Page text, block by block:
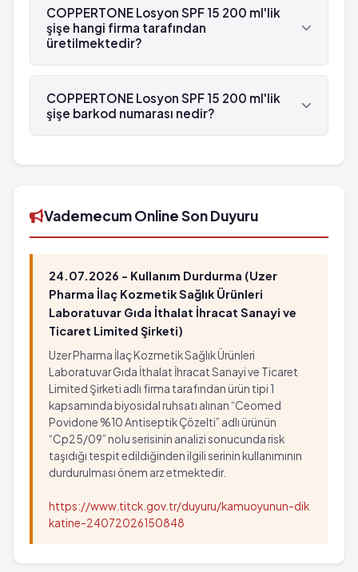
etken maddesi Koruma faktörleri 'dür.
COPPERTONE Losyon SPF 15 200 ml'lik
şişe hangi firma tarafından
üretilmektedir?
COPPERTONE Losyon SPF 15 200 ml'lik şişe ,
Assos tarafından üretilmektedir.
COPPERTONE Losyon SPF 15 200 ml'lik
şişe barkod numarası nedir?
barkod numarası 5201431212016'tür.
Vademecum Online Son Duyuru
24.07.2026 - Kullanım Durdurma (Uzer
Pharma İlaç Kozmetik Sağlık Ürünleri
Laboratuvar Gıda İthalat İhracat Sanayi ve
Ticaret Limited Şirketi)
Uzer Pharma İlaç Kozmetik Sağlık Ürünleri
Laboratuvar Gıda İthalat İhracat Sanayi ve Ticaret
Limited Şirketi adlı firma tarafından ürün tipi 1
kapsamında biyosidal ruhsatı alınan “Ceomed
Povidone %10 Antiseptik Çözelti” adlı ürünün
“Cp25/09” nolu serisinin analizi sonucunda risk
taşıdığı tespit edildiğinden ilgili serinin kullanımının
durdurulması önem arz etmektedir.
https://www.titck.gov.tr/duyuru/kamuoyunun-dik
katine-24072026150848